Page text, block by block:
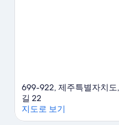
699-922, 제주특별자치
길 22
지도로 보기